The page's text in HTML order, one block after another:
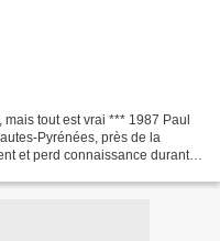
tout est vrai *** 1987 Paul
Pyrénées, près de la
et perd connaissance durant